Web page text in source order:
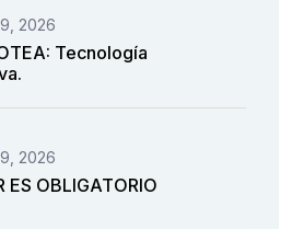
2026
Tecnología
2026
ES OBLIGATORIO